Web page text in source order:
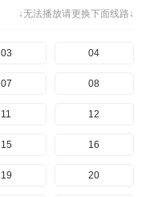
83 84
87 88
91 92
95 96
99 100
43 44
47 48
51 52
55 56
59 60
↓无法播放请更换下面线路↓
03 04
07 08
11 12
15 16
19 20